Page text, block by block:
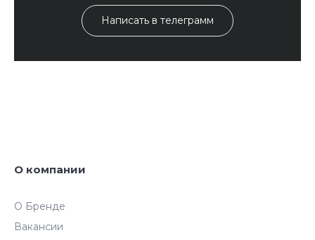
Написать в телеграмм
О компании
О Бренде
Вакансии